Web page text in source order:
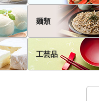
麺類
工芸品